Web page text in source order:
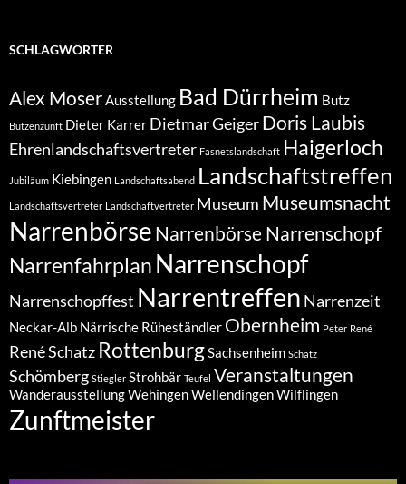
SCHLAGWÖRTER
Alex MoserAusstellung Bad Dürrheim Butz
Butzenzunft Dieter Karrer Dietmar GeigerDoris Laubis
Ehrenlandschaftsvertreter Fasnetslandschaft Haigerloch
Jubiläum Kiebingen Landschaftsabend Landschaftstreffen
Landschaftsvertreter Landschaftvertreter Museum Museumsnacht
Narrenbörse Narrenbörse Narrenschopf
Narrenfahrplan Narrenschopf
Narrenschopffest Narrentreffen Narrenzeit
Neckar-Alb Närrische Rüheständler Obernheim Peter René
René Schatz RottenburgSachsenheim Schatz
Schömberg Stiegler Strohbär Teufel Veranstaltungen
WanderausstellungWehingenWellendingenWilflingen
Zunftmeister